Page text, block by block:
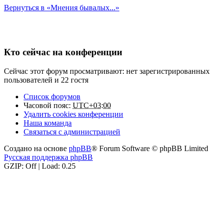
Вернуться в «Мнения бывалых...»
Кто сейчас на конференции
Сейчас этот форум просматривают: нет зарегистрированных
пользователей и 22 гостя
Список форумов
Часовой пояс: UTC+03:00
Удалить cookies конференции
Наша команда
Связаться с администрацией
Создано на основе phpBB® Forum Software © phpBB Limited
Русская поддержка phpBB
GZIP: Off | Load: 0.25